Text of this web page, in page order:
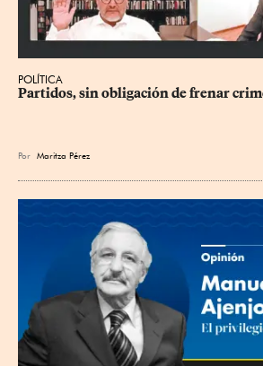
POLÍTICA
Partidos, sin obligación de frenar
Por Maritza Pérez